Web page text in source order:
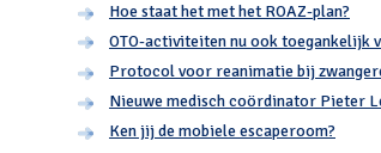
Hoe staat het met het ROAZ-plan?
OTO-activiteiten nu ook toegankelijk
Protocol voor reanimatie bij
Nieuwe medisch coördinator Pieter
Ken jij de mobiele escaperoom?